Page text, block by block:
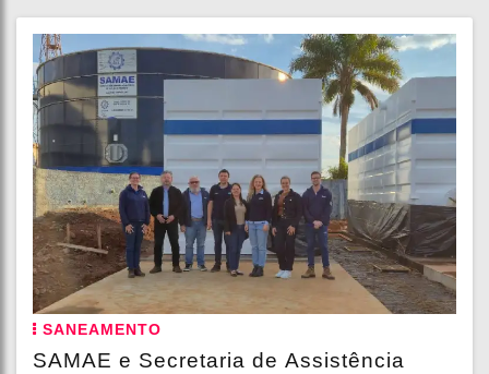
SANEAMENTO
SAMAE e Secretaria de Assistência